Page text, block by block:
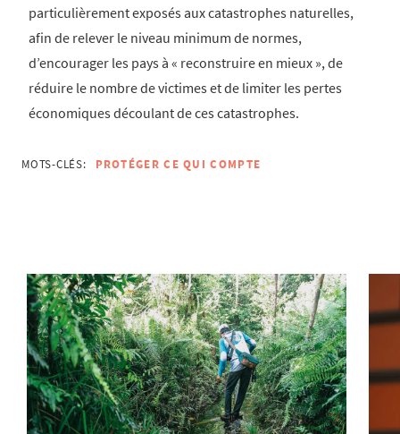
particulièrement exposés aux catastrophes naturelles,
afin de relever le niveau minimum de normes,
d’encourager les pays à « reconstruire en mieux », de
réduire le nombre de victimes et de limiter les pertes
économiques découlant de ces catastrophes.
MOTS-CLÉS: PROTÉGER CE QUI COMPTE